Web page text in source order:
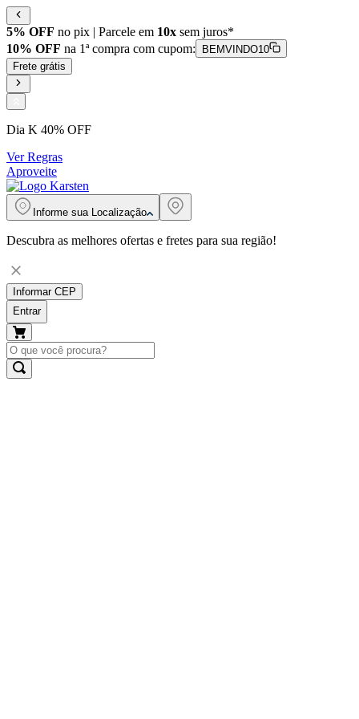
5% OFF no pix | Parcele em 10x sem juros*
10% OFF na 1ª compra com cupom:
BEMVINDO10
Frete grátis
Dia K 40% OFF
Ver Regras
Aproveite
Informe sua Localização
Descubra as melhores ofertas e fretes para sua região!
Informar CEP
Entrar